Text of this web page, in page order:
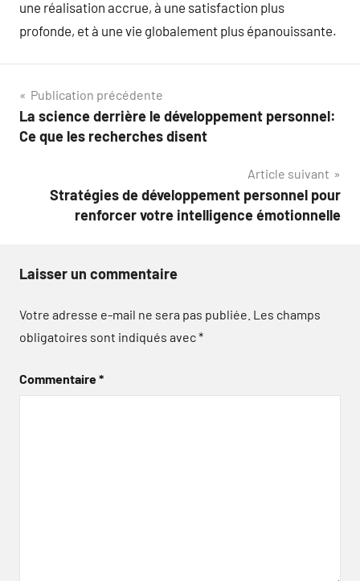
une réalisation accrue, à une satisfaction plus
profonde, et à une vie globalement plus épanouissante.
Navigation
de
Publication précédente
La science derrière le développement personnel:
Ce que les recherches disent
Article suivant
Stratégies de développement personnel pour
renforcer votre intelligence émotionnelle
Laisser un commentaire
Votre adresse e-mail ne sera pas publiée. Les champs
obligatoires sont indiqués avec*
Commentaire*